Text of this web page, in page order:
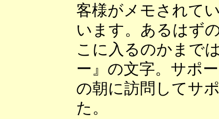
客様がメモされて
います。あるはず
こに入るのかまで
ー』の文字。サポ
の朝に訪問してサ
た。